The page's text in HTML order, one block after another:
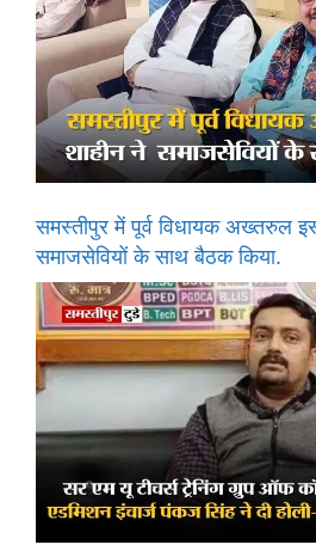
समस्तीपुर में पूर्व विधायक अख्तरुल
समाजसेवियों के साथ बैठक किया.